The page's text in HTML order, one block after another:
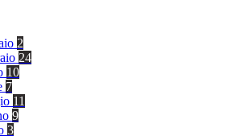
2
24
10
7
11
9
3